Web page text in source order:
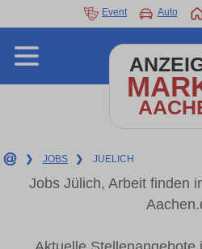
Event Auto
❯ JOBS ❯ JUELICH
Jobs Jülich, Arbeit finden